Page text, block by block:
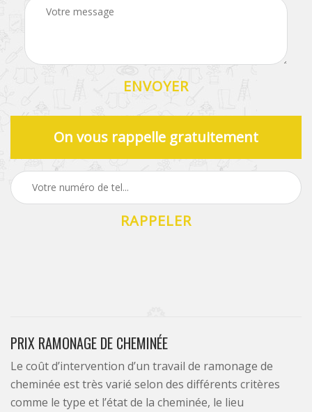
On vous rappelle gratuitement
PRIX RAMONAGE DE CHEMINÉE
Le coût d’intervention d’un travail de ramonage de
cheminée est très varié selon des différents critères
comme le type et l’état de la cheminée, le lieu